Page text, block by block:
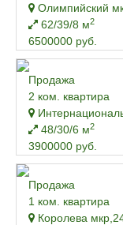
Олимпийский
62/39/8 м2
6500000 руб.
Продажа
2 ком. квартира
48/30/6 м2
3900000 руб.
Продажа
1 ком. квартира
Королева